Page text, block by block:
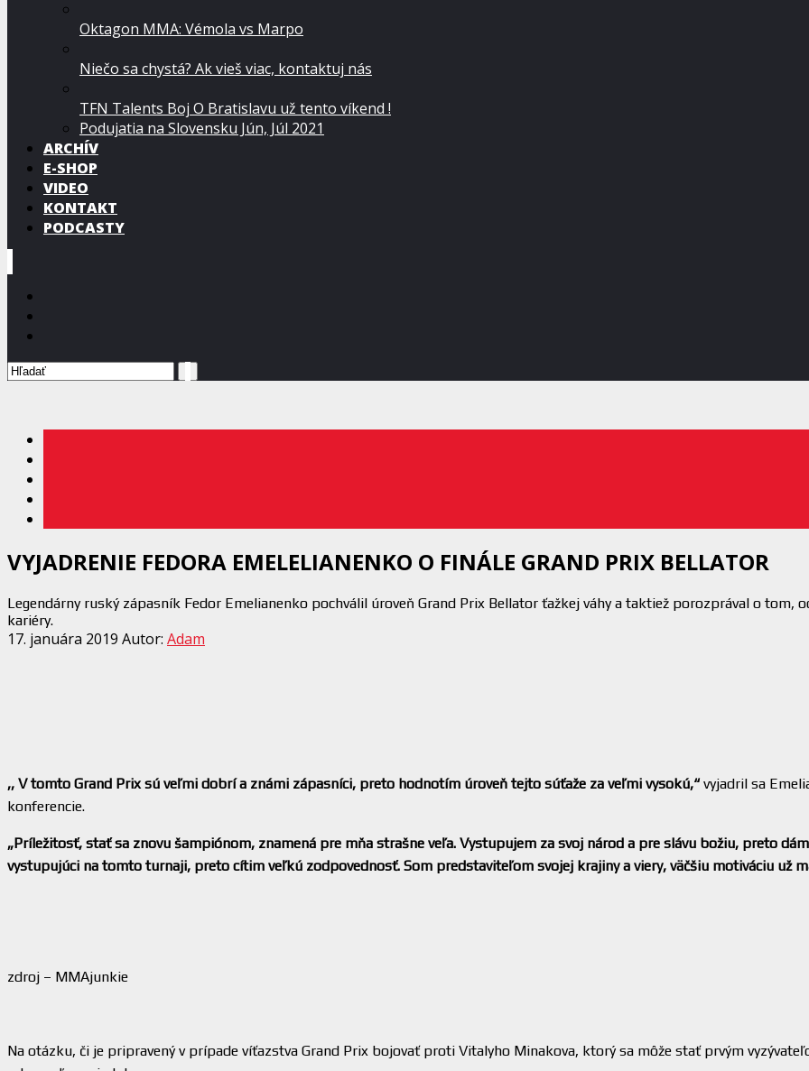
Oktagon MMA: Vémola vs Marpo
Niečo sa chystá? Ak vieš viac, kontaktuj nás
TFN Talents Boj O Bratislavu už tento víkend !
Podujatia na Slovensku Jún, Júl 2021
ARCHÍV
E-SHOP
VIDEO
KONTAKT
PODCASTY
VYJADRENIE FEDORA EMELELIANENKO O FINÁLE GRAND PRIX BELLATOR
Legendárny ruský zápasník Fedor Emelianenko pochválil úroveň Grand Prix Bellator ťažkej váhy a taktiež porozprával o tom,
kariéry.
17. januára 2019 Autor: Adam
,, V tomto Grand Prix sú veľmi dobrí a známi zápasníci, preto hodnotím úroveň tejto súťaže za veľmi vysokú,“ vyjadril sa
konferencie.
„Príležitosť, stať sa znovu šampiónom, znamená pre mňa strašne veľa. Vystupujem za svoj národ a pre slávu božiu, preto
vystupujúci na tomto turnaji, preto cítim veľkú zodpovednosť. Som predstaviteľom svojej krajiny a viery, väčšiu motiváciu už
zdroj – MMAjunkie
Na otázku, či je pripravený v prípade víťazstva Grand Prix bojovať proti Vitalyho Minakova, ktorý sa môže stať prvým